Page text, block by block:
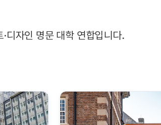
디자인 명문 대학 연합입니다.